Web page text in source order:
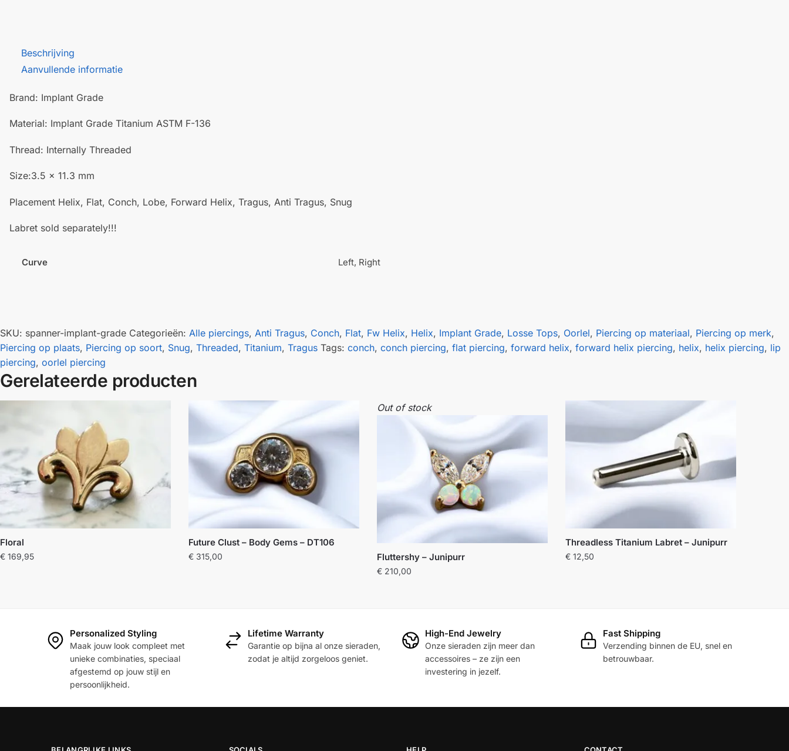
Beschrijving
Aanvullende informatie
Brand: Implant Grade
Material: Implant Grade Titanium ASTM F-136
Thread: Internally Threaded
Size:3.5 x 11.3 mm
Placement Helix, Flat, Conch, Lobe, Forward Helix, Tragus, Anti Tragus, Snug
Labret sold separately!!!
Curve Left, Right
SKU: spanner-implant-grade Categorieën: Alle piercings, Anti Tragus, Conch, Flat, Fw Helix, Helix, Implant Grade, Losse Tops, Oorlel, Piercing op materiaal, Piercing op merk,
Piercing op plaats, Piercing op soort, Snug, Threaded, Titanium, Tragus Tags: conch, conch piercing, flat piercing, forward helix, forward helix piercing, helix, helix piercing, lip
piercing, oorlel piercing
Gerelateerde producten
Floral
€ 169,95
Future Clust – Body Gems – DT106
€315,00
Out of stock
Fluttershy – Junipurr
€210,00
Threadless Titanium Labret – Junipurr
€12,50
variaties.
Deze
worden
Personalized Styling
Maak jouw look compleet met
unieke combinaties, speciaal
afgestemd op jouw stijl en
persoonlijkheid.
Lifetime Warranty
Garantie op bijna al onze sieraden,
zodat je altijd zorgeloos geniet.
High-End Jewelry
Onze sieraden zijn meer dan
accessoires – ze zijn een
investering in jezelf.
Fast Shipping
Verzending binnen de EU, snel en
betrouwbaar.